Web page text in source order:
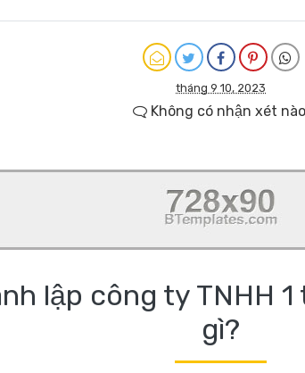
tháng 9 10, 2023
Không có nhận xét
lập công ty TNHH
gì?